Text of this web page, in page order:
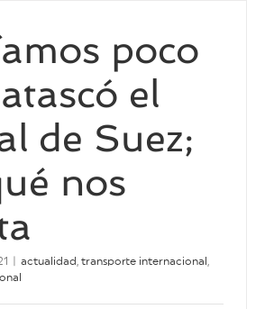
poco
el
de Suez;
nos
actualidad transporte internacional